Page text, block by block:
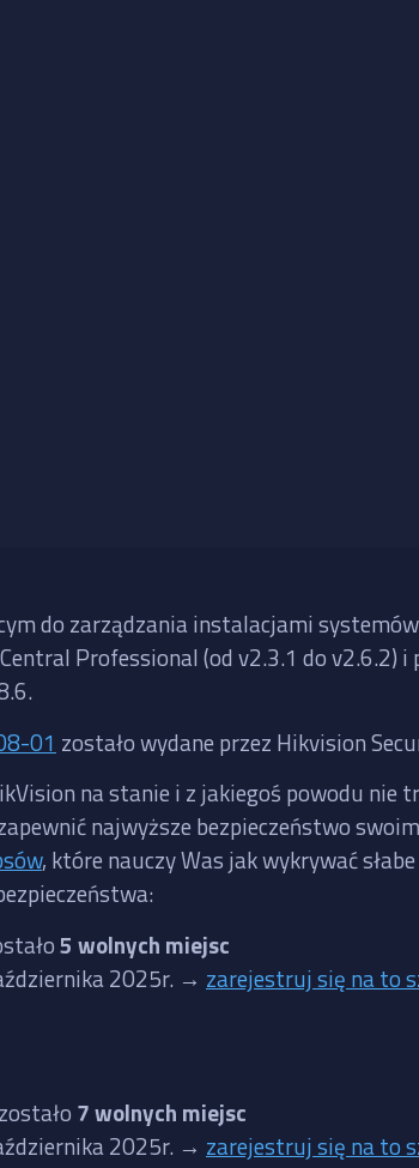
do zarządzania instalacjami
Professional (od v2.3.1 do
01 zostało wydane przez Hikvision
na stanie i z jakiegoś powodu
najwyższe bezpieczeństwo
, które nauczy Was jak wykrywać
5 wolnych miejsc
2025r. → zarejestruj się na to
7 wolnych miejsc
2025r. → zarejestruj się na to